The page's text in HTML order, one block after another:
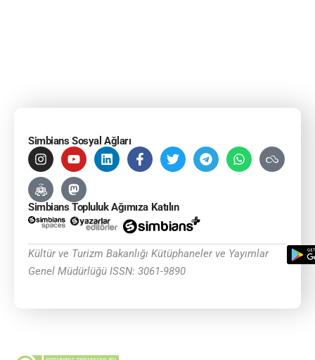
Simbians Sosyal Ağları
Simbians Topluluk Ağımıza Katılın
Kültür ve Turizm Bakanlığı Kütüphaneler ve Yayımlar
Genel Müdürlüğü ISSN: 3061-9890